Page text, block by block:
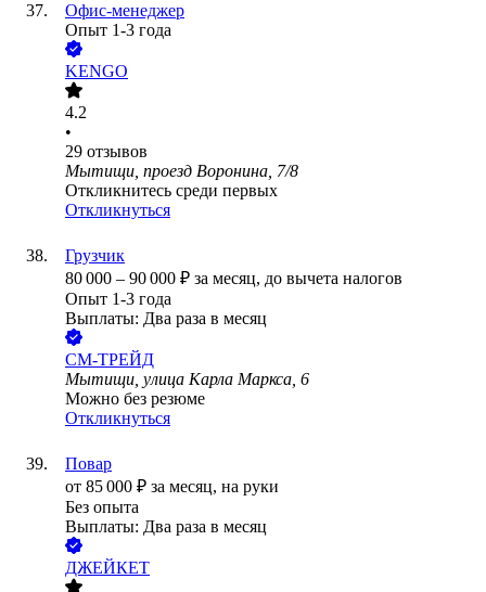
Офис-менеджер
Опыт 1-3 года
KENGO
4.2
•
29 отзывов
Мытищи, проезд Воронина, 7/8
Откликнитесь среди первых
Откликнуться
Грузчик
80 000 – 90 000 ₽ за месяц, до вычета налогов
Опыт 1-3 года
Выплаты: Два раза в месяц
СМ-ТРЕЙД
Мытищи, улица Карла Маркса, 6
Можно без резюме
Откликнуться
Повар
от 85 000 ₽ за месяц, на руки
Без опыта
Выплаты: Два раза в месяц
ДЖЕЙКЕТ